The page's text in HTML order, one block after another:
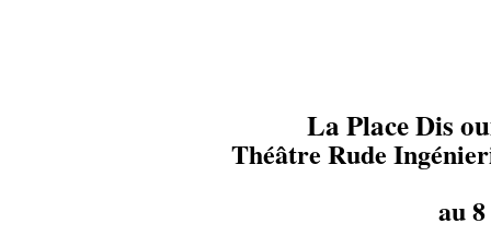
La Place Dis
Théâtre Rude
au